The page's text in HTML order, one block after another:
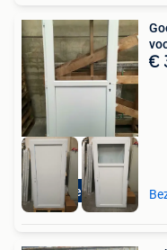
Direct leverbaar
€